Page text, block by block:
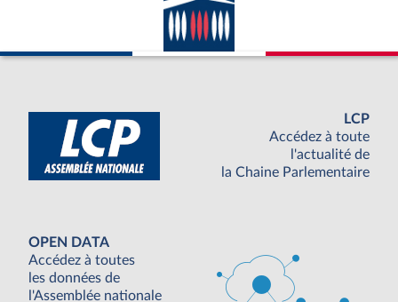
LCP
Accédez à toute
l'actualité de
la Chaine Parlementaire
OPEN DATA
Accédez à toutes
les données de
l'Assemblée nationale